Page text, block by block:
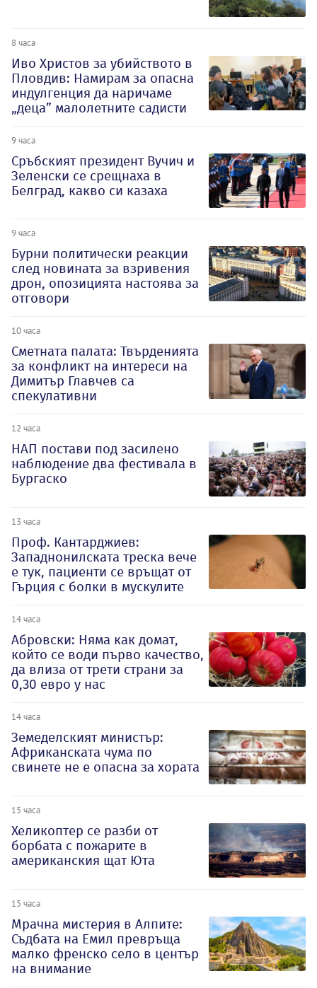
8 часа
Иво Христов за убийството в
Пловдив: Намирам за опасна
индулгенция да наричаме
„деца” малолетните садисти
9 часа
Сръбският президент Вучич и
Зеленски се срещнаха в
Белград, какво си казаха
9 часа
Бурни политически реакции
след новината за взривения
дрон, опозицията настоява за
отговори
10 часа
Сметната палата: Твърденията
за конфликт на интереси на
Димитър Главчев са
спекулативни
12 часа
НАП постави под засилено
наблюдение два фестивала в
Бургаско
13 часа
Проф. Кантарджиев:
Западнонилската треска вече
е тук, пациенти се връщат от
Гърция с болки в мускулите
14 часа
Абровски: Няма как домат,
който се води първо качество,
да влиза от трети страни за
0,30 евро у нас
14 часа
Земеделският министър:
Африканската чума по
свинете не е опасна за хората
15 часа
Хеликоптер се разби от
борбата с пожарите в
американския щат Юта
15 часа
Мрачна мистерия в Алпите:
Съдбата на Емил превръща
малко френско село в център
на внимание